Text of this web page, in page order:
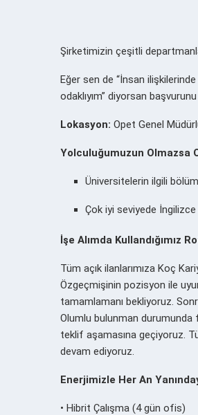
Şirketimizin çeşitli
Eğer sen de “İnsan ilişkilerinde
odaklıyım” diyorsan
Lokasyon: Opet Genel
Yolculuğumuzun Olmazsa
Üniversitelerin ilgili
Çok iyi seviyede İngilizce
İşe Alımda Kullandığımız
Tüm açık ilanlarımıza Koç
Özgeçmişinin pozisyon ile
tamamlamanı bekliyoruz.
Olumlu bulunman
teklif aşamasına geçiyoruz.
devam ediyoruz.
Enerjimizle Her An
• Hibrit Çalışma (4 gün ofis)